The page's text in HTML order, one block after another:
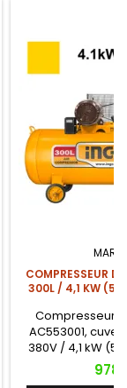
COMPRESSEUR
300L / 4,1 KW
Compresseur
AC553001, cuve
380V / 4,1 kW
cuivre,
pompe lubrifiée
Prix
978